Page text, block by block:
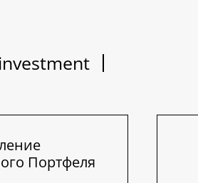
Портфеля